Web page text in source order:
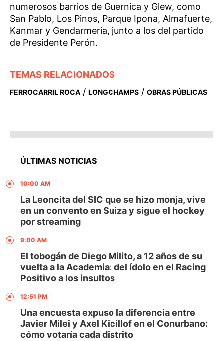
numerosos barrios de Guernica y Glew, como
San Pablo, Los Pinos, Parque Ipona, Almafuerte,
Kanmar y Gendarmería, junto a los del partido
de Presidente Perón.
TEMAS RELACIONADOS
FERROCARRIL ROCA / LONGCHAMPS / OBRAS PÚBLICAS
ÚLTIMAS NOTICIAS
10:00 AM
La Leoncita del SIC que se hizo monja, vive
en un convento en Suiza y sigue el hockey
por streaming
9:00 AM
El tobogán de Diego Milito, a 12 años de su
vuelta a la Academia: del ídolo en el Racing
Positivo a los insultos
12:51 PM
Una encuesta expuso la diferencia entre
Javier Milei y Axel Kicillof en el Conurbano:
cómo votaría cada distrito